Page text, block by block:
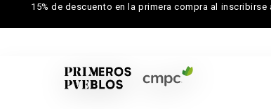
15% de descuento en la primera compra al